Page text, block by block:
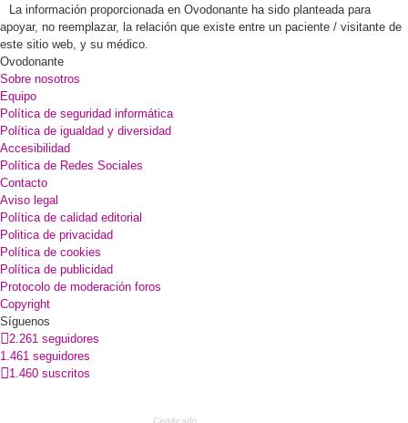
La información proporcionada en Ovodonante ha sido planteada para
apoyar, no reemplazar, la relación que existe entre un paciente / visitante de
este sitio web, y su médico.
Ovodonante
Sobre nosotros
Equipo
Política de seguridad informática
Política de igualdad y diversidad
Accesibilidad
Política de Redes Sociales
Contacto
Aviso legal
Política de calidad editorial
Politica de privacidad
Política de cookies
Política de publicidad
Protocolo de moderación foros
Copyright
Síguenos
2.261 seguidores
1.461 seguidores
1.460 suscritos
Certificado